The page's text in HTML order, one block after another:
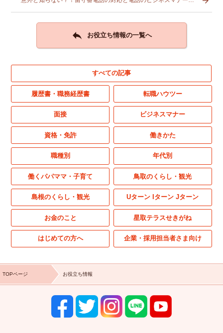
 お役立ち情報の一覧へ
すべての記事
履歴書・職務経歴書 転職ハウツー
面接 ビジネスマナー
資格・免許 働きかた
職種別 年代別
働くパパママ・子育て 鳥取のくらし・観光
島根のくらし・観光 Uターン Iターン Jターン
お金のこと 星取テラスせきがね
はじめての方へ 企業・採用担当者さま向け
TOPページ お役立ち情報